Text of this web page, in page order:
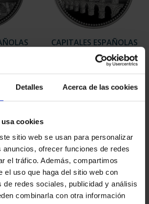
Detalles Acerca de las cookies
cookies
sitio web se usan para personalizar
anuncios, ofrecer funciones de redes
el tráfico. Además, compartimos
el uso que haga del sitio web con
de redes sociales, publicidad y análisis
combinarla con otra información
CAPITALES ESPAÑOLAS
- TARRAGONA
73,00 €